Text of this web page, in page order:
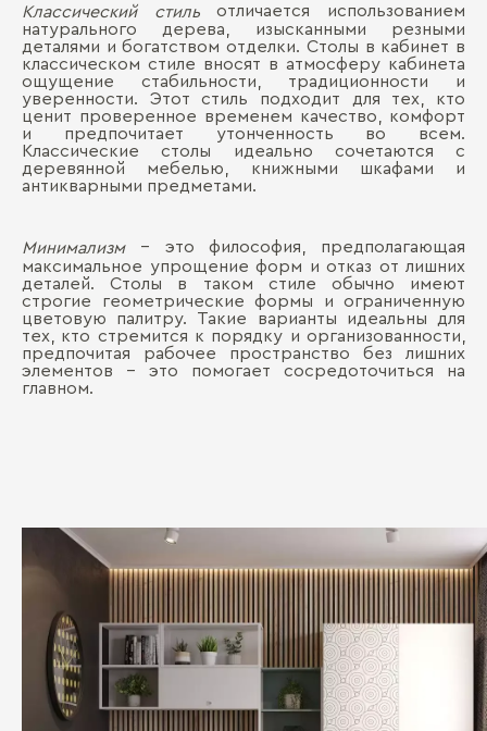
Классический стильотличается использованием
натурального дерева, изысканными резными
деталями и богатством отделки. Столы в кабинет в
классическом стиле вносят в атмосферу кабинета
ощущение стабильности, традиционности и
уверенности. Этот стиль подходит для тех, кто
ценит проверенное временем качество, комфорт
и предпочитает утонченность во всем.
Классические столы идеально сочетаются с
деревянной мебелью, книжными шкафами и
антикварными предметами.
Минимализм– это философия, предполагающая
максимальное упрощение форм и отказ от лишних
деталей. Столы в таком стиле обычно имеют
строгие геометрические формы и ограниченную
цветовую палитру. Такие варианты идеальны для
тех, кто стремится к порядку и организованности,
предпочитая рабочее пространство без лишних
элементов – это помогает сосредоточиться на
главном.